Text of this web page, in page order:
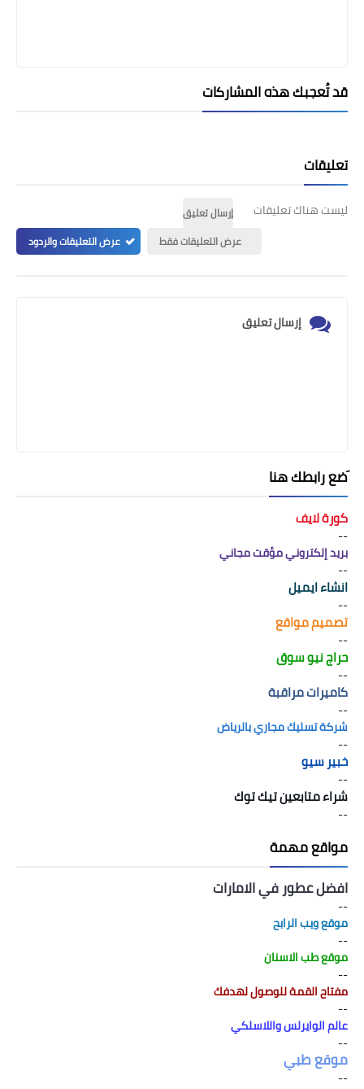
قد تُعجبك هذه المشاركات
تعليقات
ليست هناك تعليقات
إرسال تعليق
عرض التعليقات فقط
عرض التعليقات والردود
إرسال تعليق
َضع رابطك هنا
كورة لايف
--
بريد إلكتروني مؤقت مجاني
--
انشاء ايميل
--
تصميم مواقع
--
حراج نيو سوق
--
كاميرات مراقبة
--
شركة تسليك مجاري بالرياض
--
خبير سيو
--
شراء متابعين تيك توك
--
مواقع مهمة
افضل عطور في الامارات
--
موقع ويب الرابح
--
موقع طب الاسنان
--
مفتاح القمة للوصول لهدفك
--
عالم الوايرلس واللاسلكي
--
موقع طبي
--